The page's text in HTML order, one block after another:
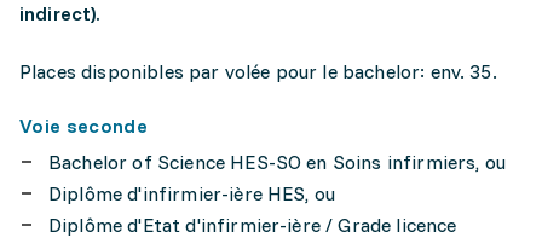
indirect).
Places disponibles par volée pour le bachelor: env. 35.
Voie seconde
Bachelor of Science HES-SO en Soins infirmiers, ou
Diplôme d'infirmier-ière HES, ou
Diplôme d'Etat d'infirmier-ière / Grade licence